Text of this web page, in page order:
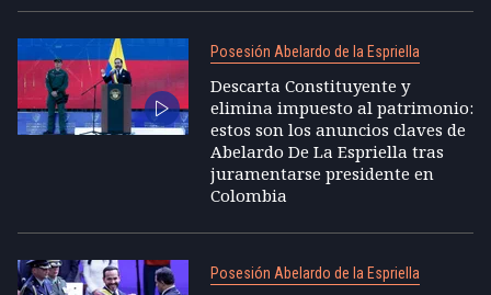
Posesión Abelardo de la Espriella
Descarta Constituyente y
elimina impuesto al patrimonio:
estos son los anuncios claves de
Abelardo De La Espriella tras
juramentarse presidente en
Colombia
Posesión Abelardo de la Espriella